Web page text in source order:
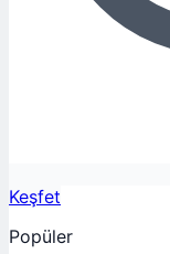
Keşfet
Popüler